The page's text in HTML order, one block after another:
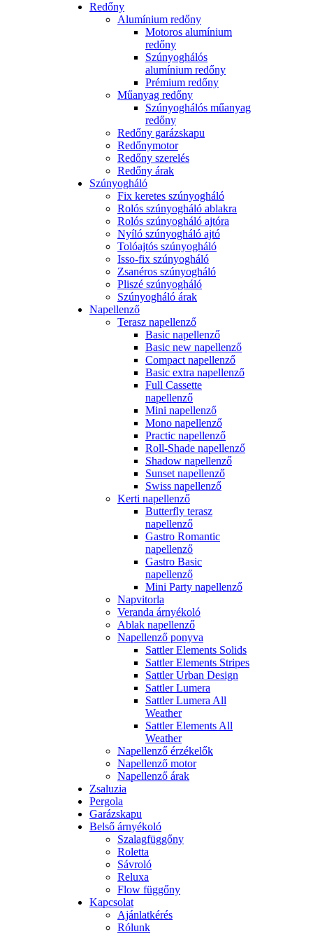
Redőny
Alumínium redőny
Motoros alumínium
redőny
Szúnyoghálós
alumínium redőny
Prémium redőny
Műanyag redőny
Szúnyoghálós műanyag
redőny
Redőny garázskapu
Redőnymotor
Redőny szerelés
Redőny árak
Szúnyogháló
Fix keretes szúnyogháló
Rolós szúnyogháló ablakra
Rolós szúnyogháló ajtóra
Nyíló szúnyogháló ajtó
Tolóajtós szúnyogháló
Isso-fix szúnyogháló
Zsanéros szúnyogháló
Pliszé szúnyogháló
Szúnyogháló árak
Napellenző
Terasz napellenző
Basic napellenző
Basic new napellenző
Compact napellenző
Basic extra napellenző
Full Cassette
napellenző
Mini napellenző
Mono napellenző
Practic napellenző
Roll-Shade napellenző
Shadow napellenző
Sunset napellenző
Swiss napellenző
Kerti napellenző
Butterfly terasz
napellenző
Gastro Romantic
napellenző
Gastro Basic
napellenző
Mini Party napellenző
Napvitorla
Veranda árnyékoló
Ablak napellenző
Napellenző ponyva
Sattler Elements Solids
Sattler Elements Stripes
Sattler Urban Design
Sattler Lumera
Sattler Lumera All
Weather
Sattler Elements All
Weather
Napellenző érzékelők
Napellenző motor
Napellenző árak
Zsaluzia
Pergola
Garázskapu
Belső árnyékoló
Szalagfüggőny
Roletta
Sávroló
Reluxa
Flow függőny
Kapcsolat
Ajánlatkérés
Rólunk